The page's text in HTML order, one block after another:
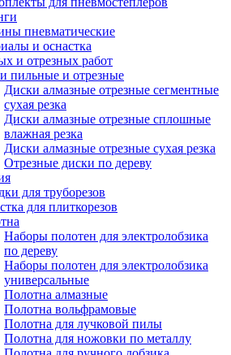
пневматические
и оснастка
и отрезных работ
пильные и отрезные
Диски алмазные отрезные сегментные
сухая резка
Диски алмазные отрезные сплошные
влажная резка
Диски алмазные отрезные сухая резка
Отрезные диски по дереву
для труборезов
для плиткорезов
Наборы полотен для электролобзика
по дереву
Наборы полотен для электролобзика
универсальные
Полотна алмазные
Полотна вольфрамовые
Полотна для лучковой пилы
Полотна для ножовки по металлу